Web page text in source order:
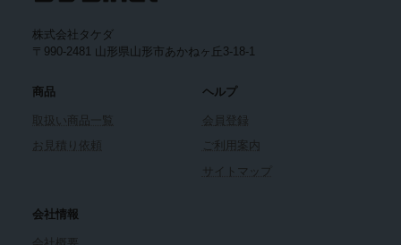
株式会社タケダ
〒990-2481 山形県山形市あかねヶ丘3-18-1
商品
取扱い商品一覧
お見積り依頼
ヘルプ
会員登録
ご利用案内
サイトマップ
会社情報